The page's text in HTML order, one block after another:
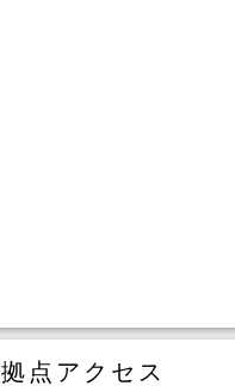
拠点アクセス